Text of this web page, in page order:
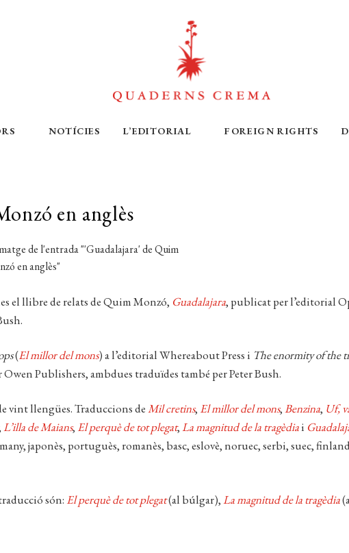
NOTÍCIES L’EDITORIAL FOREIGN RIGHTS
en anglès
el llibre de relats de Quim Monzó, Guadalajara, publicat per l’editorial
(El millor del mons) a l’editorial Whereabout Press i The enormity of the
Owen Publishers, ambdues traduïdes també per Peter Bush.
vint llengües. Traduccions deMil cretins, El millor del mons,Benzina, Uf,
L’illa de Maians, El perquè de tot plegat,La magnitud de la tragèdiai
japonès, portuguès, romanès, basc, eslovè, noruec, serbi, suec,
són: El perquè de tot plegat(al búlgar),La magnitud de la tragèdia